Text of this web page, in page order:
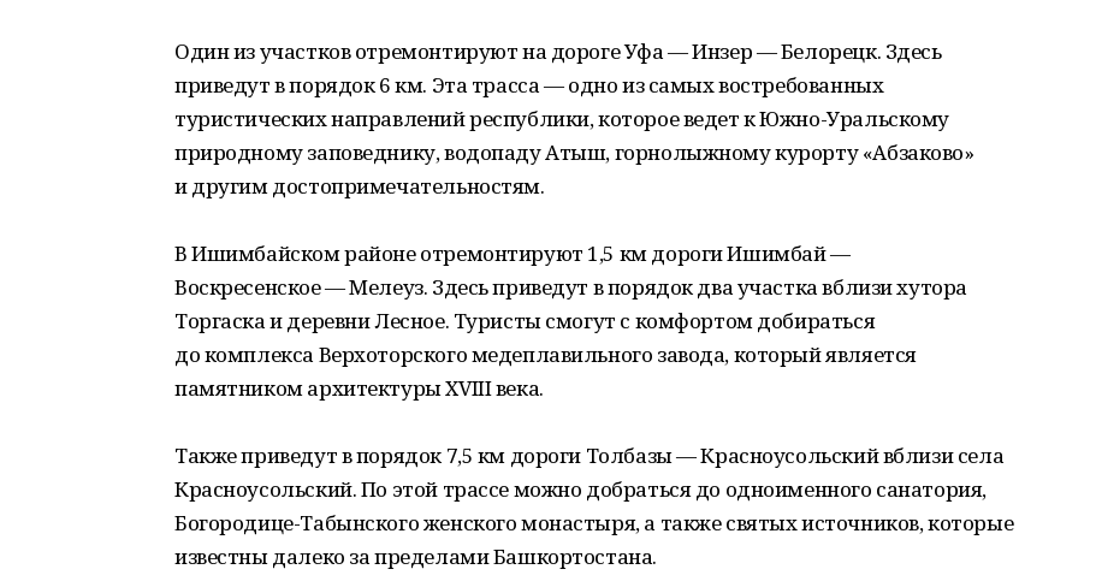
Один из участков отремонтируют на дороге Уфа — Инзер — Белорецк. Здесь
приведут в порядок 6 км. Эта трасса — одно из самых востребованных
туристических направлений республики, которое ведет к Южно-Уральскому
природному заповеднику, водопаду Атыш, горнолыжному курорту «Абзаково»
и другим достопримечательностям.
В Ишимбайском районе отремонтируют 1,5 км дороги Ишимбай —
Воскресенское — Мелеуз. Здесь приведут в порядок два участка вблизи хутора
Торгаска и деревни Лесное. Туристы смогут с комфортом добираться
до комплекса Верхоторского медеплавильного завода, который является
памятником архитектуры XVIII века.
Также приведут в порядок 7,5 км дороги Толбазы — Красноусольский вблизи села
Красноусольский. По этой трассе можно добраться до одноименного санатория,
Богородице-Табынского женского монастыря, а также святых источников, которые
известны далеко за пределами Башкортостана.